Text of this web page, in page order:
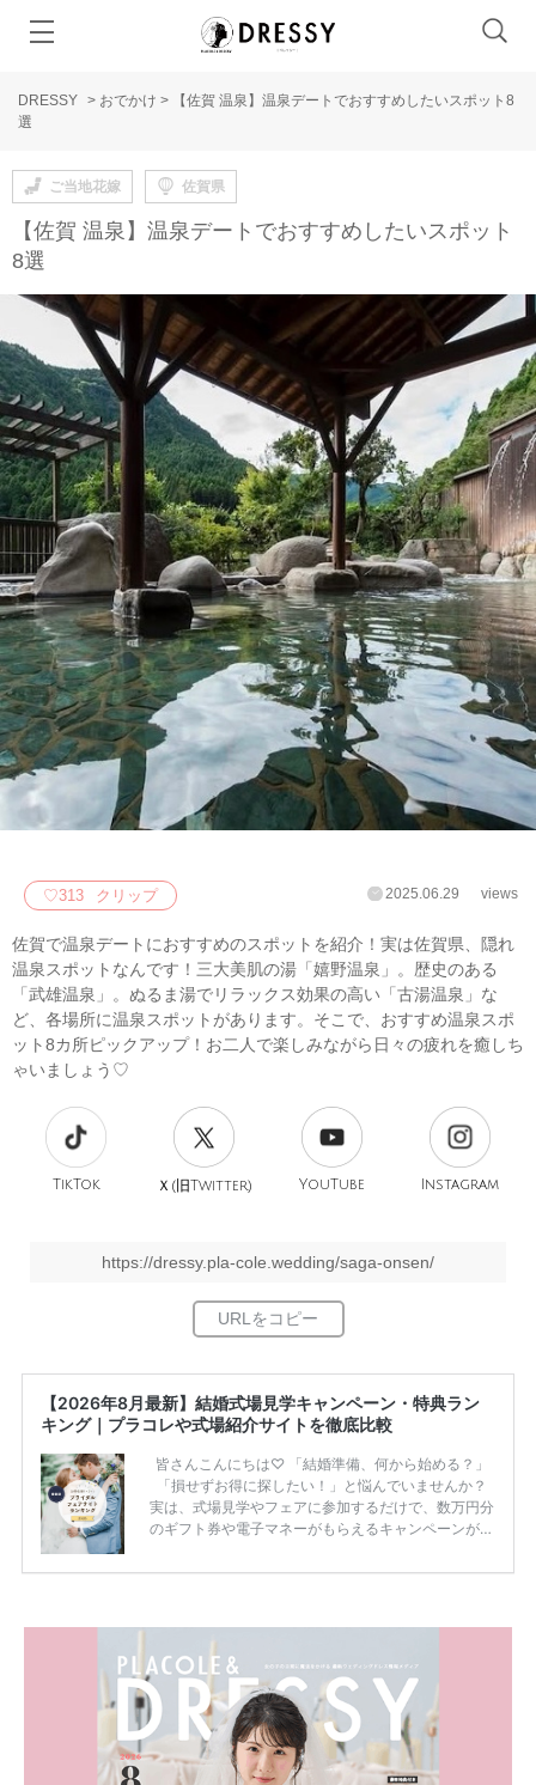
DRESSY > おでかけ >
【佐賀 温泉】温泉デートでおすすめしたいスポット8
選
ご当地花嫁 佐賀県
【佐賀 温泉】温泉デートでおすすめしたいスポット
8選
♡313 クリップ 2025.06.29 views
佐賀で温泉デートにおすすめのスポットを紹介！実は佐賀県、隠れ
温泉スポットなんです！三大美肌の湯「嬉野温泉」。歴史のある
「武雄温泉」。ぬるま湯でリラックス効果の高い「古湯温泉」な
ど、各場所に温泉スポットがあります。そこで、おすすめ温泉スポ
ット8カ所ピックアップ！お二人で楽しみながら日々の疲れを癒しち
ゃいましょう♡
TikTok Ｘ(旧Twitter) YouTube Instagram
https://dressy.pla-cole.wedding/saga-onsen/
【2026年8月最新】結婚式場見学キャンペーン・特典ラン
キング｜プラコレや式場紹介サイトを徹底比較
皆さんこんにちは♡ 「結婚準備、何から始める？」
「損せずお得に探したい！」と悩んでいませんか？
実は、式場見学やフェアに参加するだけで、数万円分
のギフト券や電子マネーがもらえるキャンペーンがあ
ため、比較せずに選ぶと損をしてしまうことも……。
内容：特典金額・条件・応募方法・注意点 「どこが
一番お得？」「プラコレの特典は？」といった疑問も
解決します。 まずは診断で候補を絞れる「ウェディ
ング診断」か、体験型 […]
続きを読む